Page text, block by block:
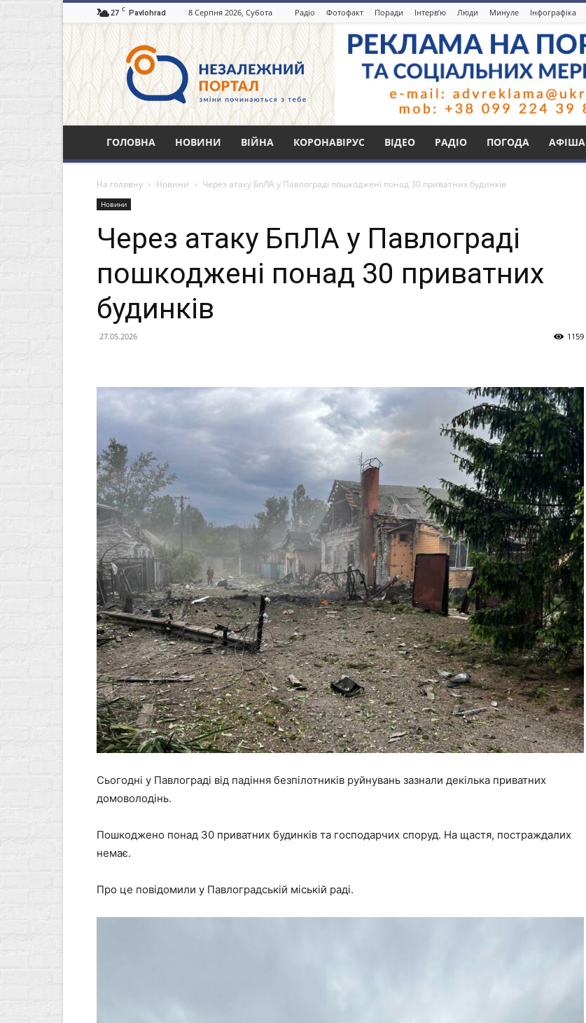
27 C Pavlohrad 8 Серпня 2026, Субота Радіо Фотофакт Поради Інтерв’ю Люди Минуле Інфографіка
Незалежний
портал
Павлоград.dp.ua
ГОЛОВНА НОВИНИ ВІЙНА КОРОНАВІРУС ВІДЕО РАДІО ПОГОДА АФІША
На головну Новини Через атаку БпЛА у Павлограді пошкоджені понад 30 приватних будинків
Новини
Через атаку БпЛА у Павлограді
пошкоджені понад 30 приватних
будинків
27.05.2026 1159
Сьогодні у Павлограді від падіння безпілотників руйнувань зазнали декілька приватних
домоволодінь.
Пошкоджено понад 30 приватних будинків та господарчих споруд. На щастя, постраждалих
немає.
Про це повідомили у Павлоградській міській раді.